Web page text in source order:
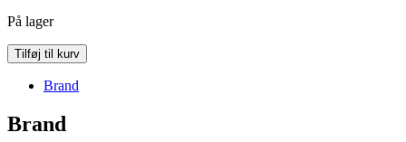
På lager
Silke
kjole
4-
7
Tilføj til kurv
Brand
Brand